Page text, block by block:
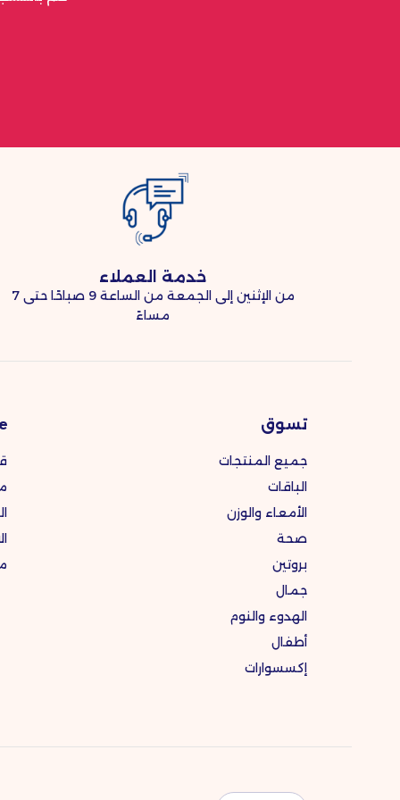
خدمة العملاء
من الإثنين إلى الجمعة من الساعة 9 صباحًا حتى 7
مساءً
تسوق
جميع المنتجات
الباقات
الأمعاء والوزن
صحة
بروتين
جمال
الهدوء والنوم
أطفال
إكسسوارات
اللغة